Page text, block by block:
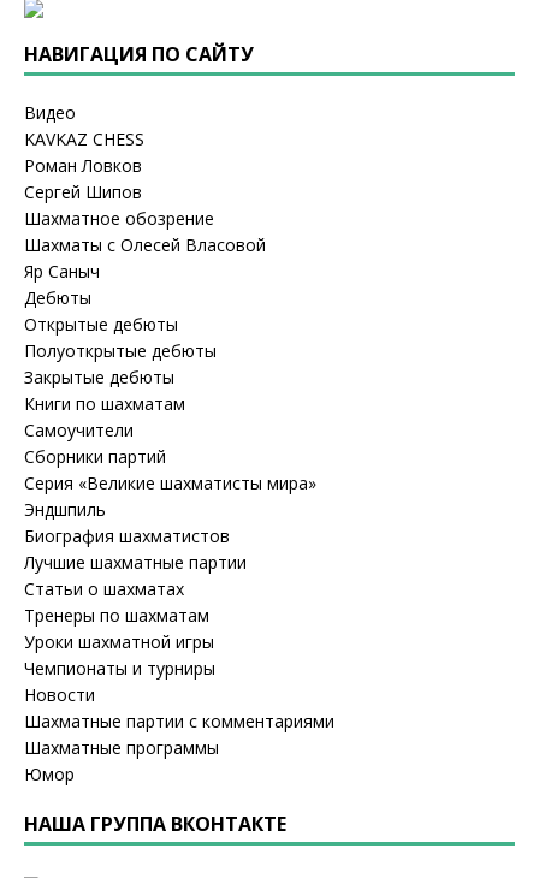
НАВИГАЦИЯ ПО САЙТУ
Видео
KAVKAZ CHESS
Роман Ловков
Сергей Шипов
Шахматное обозрение
Шахматы с Олесей Власовой
Яр Саныч
Дебюты
Открытые дебюты
Полуоткрытые дебюты
Закрытые дебюты
Книги по шахматам
Самоучители
Сборники партий
Серия «Великие шахматисты мира»
Эндшпиль
Биография шахматистов
Лучшие шахматные партии
Статьи о шахматах
Тренеры по шахматам
Уроки шахматной игры
Чемпионаты и турниры
Новости
Шахматные партии с комментариями
Шахматные программы
Юмор
НАША ГРУППА ВКОНТАКТЕ